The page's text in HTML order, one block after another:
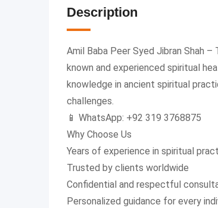
Description
Amil Baba Peer Syed Jibran Shah
known and experienced spiritual
knowledge in ancient spiritual
challenges.
📱 WhatsApp: +92 319 3768875
Why Choose Us
Years of experience in spiritual
Trusted by clients worldwide
Confidential and respectful
Personalized guidance for every